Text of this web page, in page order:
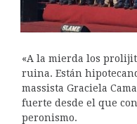
«A la mierda los
ruina. Están
massista Graciela
fuerte desde el que
peronismo.